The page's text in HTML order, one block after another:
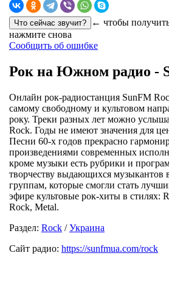
← чтобы
нажмите снова
Сообщить об ошибке
Рок на Южном радио -
Онлайн рок-радиостанция SunFM
самому свободному и культовом
року. Треки разных лет можно
Rock. Годы не имеют значения для
Песни 60-х годов прекрасно
произведениями современных
кроме музыки есть рубрики и
творчеству выдающихся музыкантов
группам, которые смогли стать
эфире культовые рок-хиты в стилях:
Rock, Metal.
Раздел: Rock /Украина
Сайт радио: https://sunfmua.com/rock